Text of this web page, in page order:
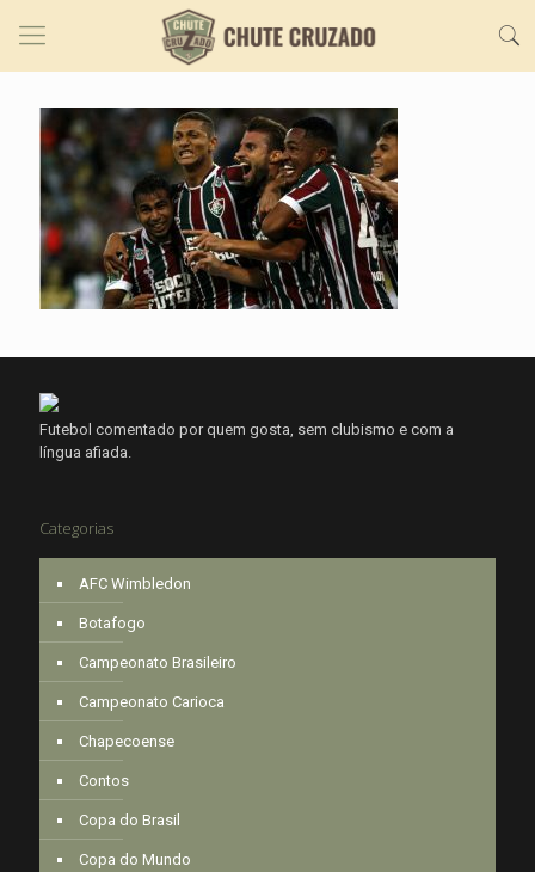
Futebol comentado por quem gosta, sem clubismo e com a
língua afiada.
Categorias
AFC Wimbledon
Botafogo
Campeonato Brasileiro
Campeonato Carioca
Chapecoense
Contos
Copa do Brasil
Copa do Mundo